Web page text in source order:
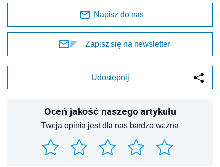
Napisz do nas
Zapisz się na newsletter
Udostępnij
Oceń jakość naszego artykułu
Twoja opinia jest dla nas bardzo ważna